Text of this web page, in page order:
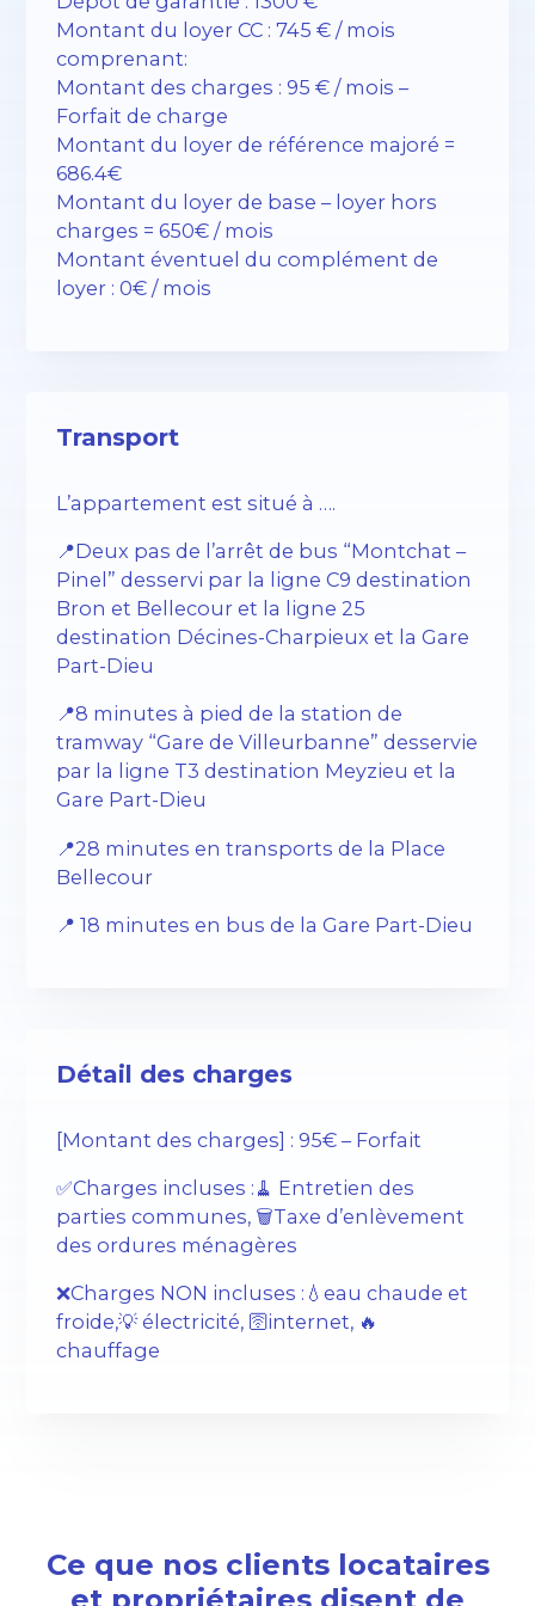
Montant du loyer CC : 745 € / mois
comprenant:
Montant des charges : 95 € / mois –
Forfait de charge
Montant du loyer de référence majoré =
686.4€
Montant du loyer de base – loyer hors
charges = 650€ / mois
Montant éventuel du complément de
loyer : 0€ / mois
Transport
L’appartement est situé à ….
📍Deux pas de l’arrêt de bus “Montchat –
Pinel” desservi par la ligne C9 destination
Bron et Bellecour et la ligne 25
destination Décines-Charpieux et la Gare
Part-Dieu
📍8 minutes à pied de la station de
tramway “Gare de Villeurbanne” desservie
par la ligne T3 destination Meyzieu et la
Gare Part-Dieu
📍28 minutes en transports de la Place
Bellecour
📍 18 minutes en bus de la Gare Part-Dieu
Détail des charges
[Montant des charges] : 95€ – Forfait
✅Charges incluses :🧹 Entretien des
parties communes, 🗑️Taxe d’enlèvement
des ordures ménagères
❌Charges NON incluses :💧eau chaude et
froide,💡 électricité, 🛜internet, 🔥
chauffage
Ce que nos clients locataires